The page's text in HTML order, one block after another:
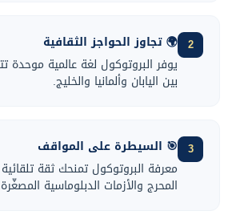
2 🌍 تجاوز الحواجز الثقافية
يوفر البروتوكول لغة عالمية موحدة
بين اليابان وألمانيا والخليج.
3 🎯 السيطرة على المواقف
معرفة البروتوكول تمنحك ثقة
المحرج والأزمات الدبلوماسية